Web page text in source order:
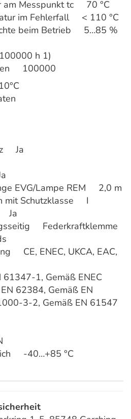
am Messpunkt tc 70 °C
im Fehlerfall < 110 °C
beim Betrieb 5…85 %
h 1)
100000
Ja
EVG/Lampe REM 2,0 m
mit Schutzklasse I
Ja
Federkraftklemme
CE, ENEC, UKCA, EAC,
1, Gemäß ENEC
62384, Gemäß EN
3-2, Gemäß EN 61547
-40…+85 °C